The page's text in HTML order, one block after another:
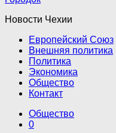
Новости Чехии
Европейский Союз
Внешняя политика
Политика
Экономика
Общество
Контакт
Общество
0